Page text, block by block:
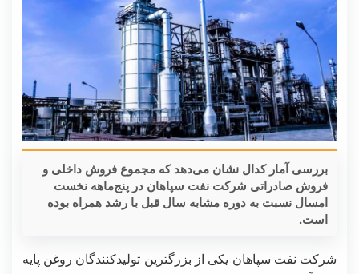
بررسی آمار کدال نشان می‌دهد که مجموع فروش داخلی و
فروش صادراتی شرکت نفت سپاهان در پنج‌ماهه نخست
امسال نسبت به دوره مشابه سال قبل با رشد همراه بوده
است.
شرکت نفت سپاهان یکی از بزرگترین تولیدکنندگان روغن پایه